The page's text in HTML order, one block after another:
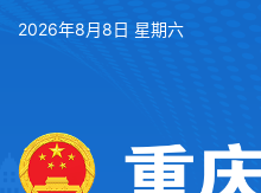
2026年8月8日 星期六